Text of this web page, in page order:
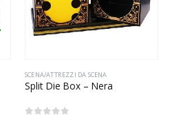
SCENA/ATTREZZI DA SCENA
Split Die Box – Nera